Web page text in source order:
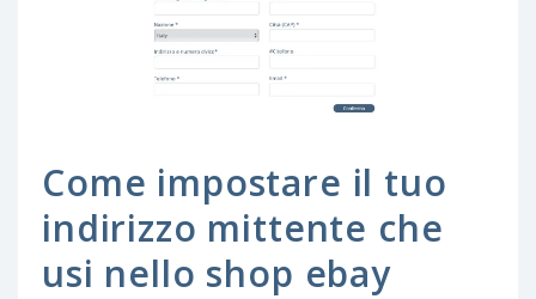
Come impostare il tuo
indirizzo mittente che
usi nello shop ebay